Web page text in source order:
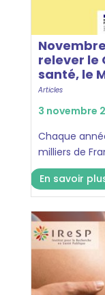
relever le
santé, le
Articles
3 novembre
Chaque
milliers de
En savoir